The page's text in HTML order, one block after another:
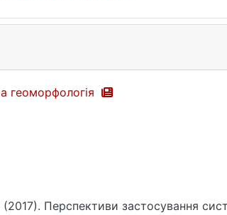
геоморфологія
(2017). Перспективи застосування